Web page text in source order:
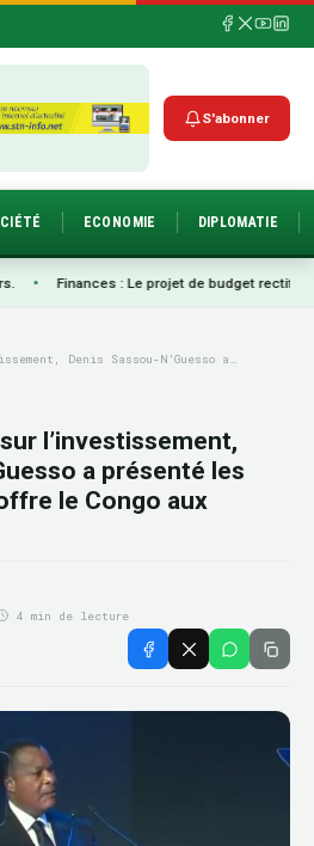
S'abonner
ECONOMIE DIPLOMATIE
: Le projet de budget rectificatif 2026
Denis Sassou-N’Guesso a…
l’investissement,
a présenté les
le Congo aux
4 min de lecture